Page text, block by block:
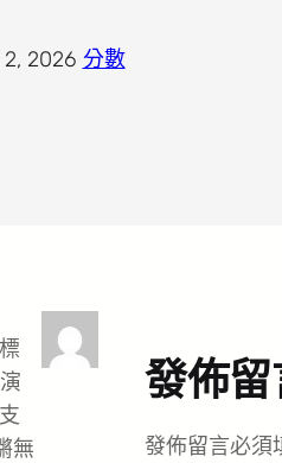
2, 2026· 分數
無
發佈
發佈留言必須